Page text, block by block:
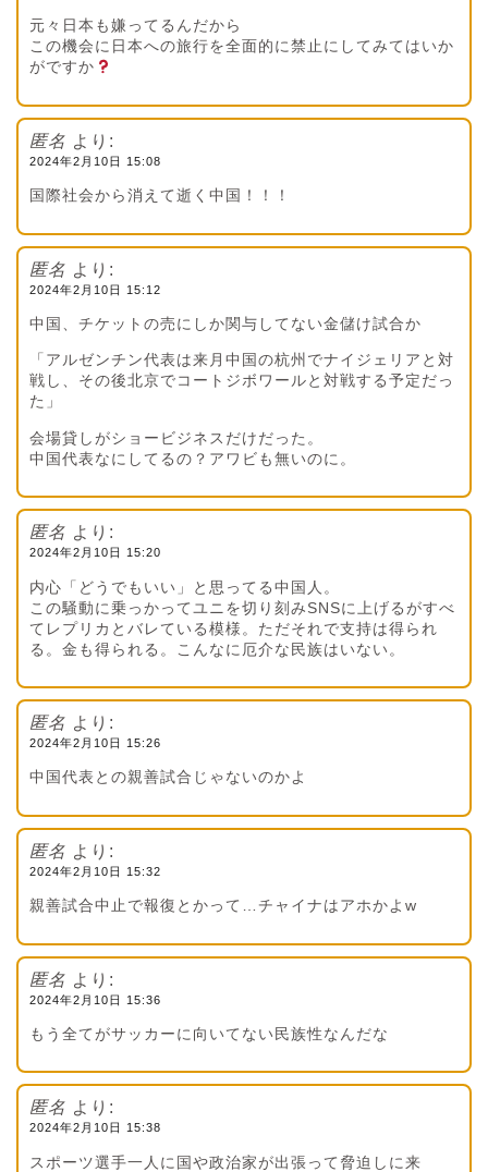
元々日本も嫌ってるんだから
この機会に日本への旅行を全面的に禁止にしてみてはいか
がですか
匿名 より:
2024年2月10日 15:08
国際社会から消えて逝く中国！！！
匿名 より:
2024年2月10日 15:12
中国、チケットの売にしか関与してない金儲け試合か
「アルゼンチン代表は来月中国の杭州でナイジェリアと対
戦し、その後北京でコートジボワールと対戦する予定だっ
た」
会場貸しがショービジネスだけだった。
中国代表なにしてるの？アワビも無いのに。
匿名 より:
2024年2月10日 15:20
内心「どうでもいい」と思ってる中国人。
この騒動に乗っかってユニを切り刻みSNSに上げるがすべ
てレプリカとバレている模様。ただそれで支持は得られ
る。金も得られる。こんなに厄介な民族はいない。
匿名 より:
2024年2月10日 15:26
中国代表との親善試合じゃないのかよ
匿名 より:
2024年2月10日 15:32
親善試合中止で報復とかって…チャイナはアホかよw
匿名 より:
2024年2月10日 15:36
もう全てがサッカーに向いてない民族性なんだな
匿名 より:
2024年2月10日 15:38
スポーツ選手一人に国や政治家が出張って脅迫しに来